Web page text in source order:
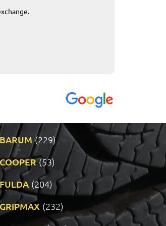
BARUM (229)
COOPER (53)
FULDA (204)
GRIPMAX (232)